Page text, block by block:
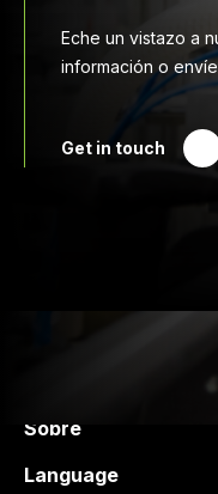
Eche un vistazo a
información o
Get in touch
Sobre
Language